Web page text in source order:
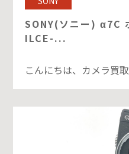
SONY(ソニー) α7C
ILCE-...
こんにちは、カメラ買